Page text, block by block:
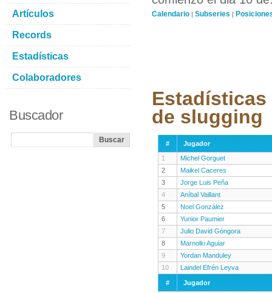
Calendario | Subseries |
Estadísticas
de slugging
#
Jugador
1
Michel Gorguet
2
Maikel Caceres
3
Jorge Luis Peña
4
Aníbal Vaillant
5
Noel González
6
Yunior Paumier
7
Julio David Góngora
8
Marnolki Aguiar
9
Yordan Manduley
10
Laindel Efrén Leyva
#
Jugador
Artículos
Records
Estadísticas
Colaboradores
Buscador